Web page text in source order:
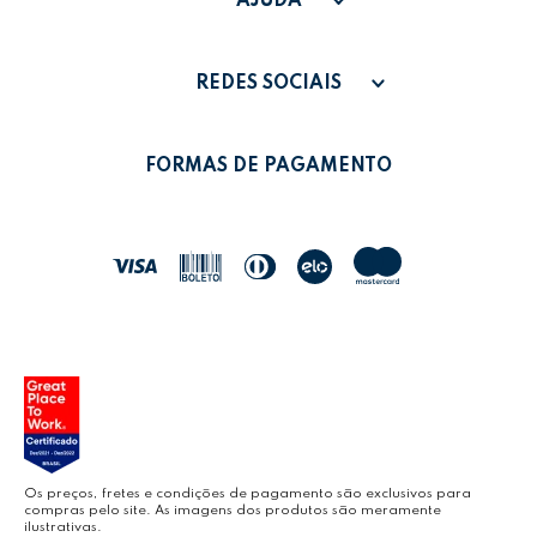
MINHA CONTA
PAGAMENTO
POLÍTICA DE TROCAS
REDES SOCIAIS
FORMAS DE PAGAMENTO
Os preços, fretes e condições de pagamento são exclusivos para
compras pelo site. As imagens dos produtos são meramente
ilustrativas.